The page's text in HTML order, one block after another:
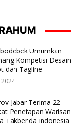
Umumkan
Kompetisi Desain
dan Tagline
2024
Jabar Terima 22
Penetapan Warisan
Takbenda Indonesia